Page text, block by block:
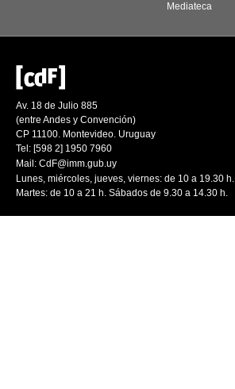
Mediateca
Av. 18 de Julio 885
(entre Andes y Convención)
CP 11100. Montevideo. Uruguay
Tel: [598 2] 1950 7960
Mail: CdF@imm.gub.uy
Lunes, miércoles, jueves, viernes: de 10 a 19.30 h.
Martes: de 10 a 21 h. Sábados de 9.30 a 14.30 h.